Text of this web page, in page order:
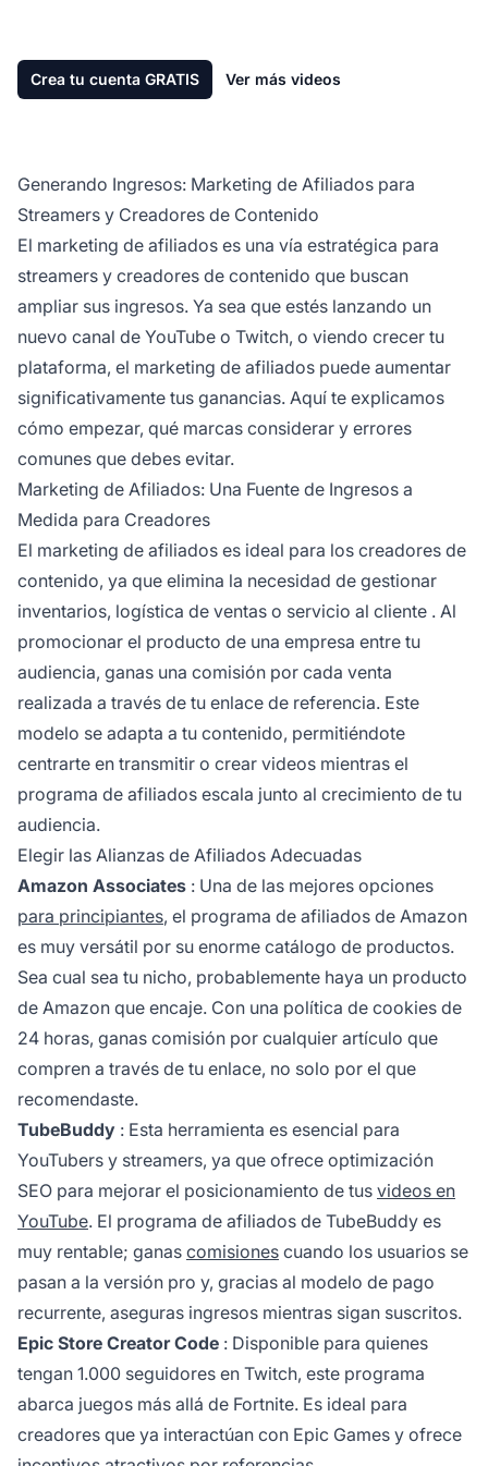
Crea tu cuenta GRATIS Ver más videos
Generando Ingresos: Marketing de Afiliados para
Streamers y Creadores de Contenido
El marketing de afiliados es una vía estratégica para
streamers y creadores de contenido que buscan
ampliar sus ingresos. Ya sea que estés lanzando un
nuevo canal de YouTube o Twitch, o viendo crecer tu
plataforma, el marketing de afiliados puede aumentar
significativamente tus ganancias. Aquí te explicamos
cómo empezar, qué marcas considerar y errores
comunes que debes evitar.
Marketing de Afiliados: Una Fuente de Ingresos a
Medida para Creadores
El marketing de afiliados es ideal para los creadores de
contenido, ya que elimina la necesidad de gestionar
inventarios, logística de ventas o servicio al cliente . Al
promocionar el producto de una empresa entre tu
audiencia, ganas una comisión por cada venta
realizada a través de tu enlace de referencia. Este
modelo se adapta a tu contenido, permitiéndote
centrarte en transmitir o crear videos mientras el
programa de afiliados escala junto al crecimiento de tu
audiencia.
Elegir las Alianzas de Afiliados Adecuadas
Amazon Associates : Una de las mejores opciones
para principiantes, el programa de afiliados de Amazon
es muy versátil por su enorme catálogo de productos.
Sea cual sea tu nicho, probablemente haya un producto
de Amazon que encaje. Con una política de cookies de
24 horas, ganas comisión por cualquier artículo que
compren a través de tu enlace, no solo por el que
recomendaste.
TubeBuddy : Esta herramienta es esencial para
YouTubers y streamers, ya que ofrece optimización
SEO para mejorar el posicionamiento de tus videos en
YouTube. El programa de afiliados de TubeBuddy es
muy rentable; ganas comisiones cuando los usuarios se
pasan a la versión pro y, gracias al modelo de pago
recurrente, aseguras ingresos mientras sigan suscritos.
Epic Store Creator Code : Disponible para quienes
tengan 1.000 seguidores en Twitch, este programa
abarca juegos más allá de Fortnite. Es ideal para
creadores que ya interactúan con Epic Games y ofrece